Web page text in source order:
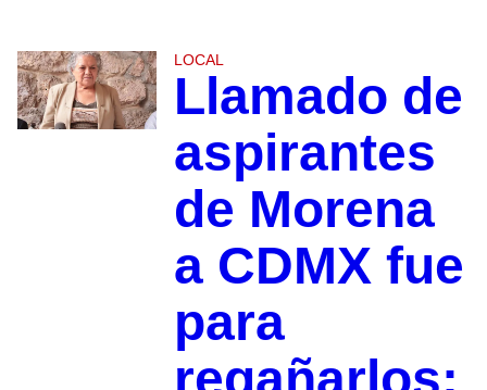
LOCAL
Llamado de
aspirantes
de Morena
a CDMX fue
para